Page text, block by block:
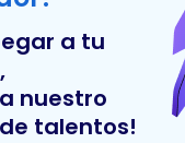
a tu
nuestro
talentos!